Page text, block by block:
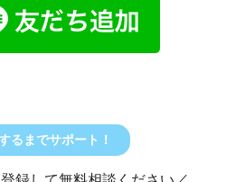
るまでサポート！